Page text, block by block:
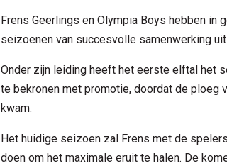
Frens Geerlings en Olympia Boys hebben in
seizoenen van succesvolle samenwerking uit
Onder zijn leiding heeft het eerste elftal het
te bekronen met promotie, doordat de ploeg
kwam.
Het huidige seizoen zal Frens met de
doen om het maximale eruit te halen. De